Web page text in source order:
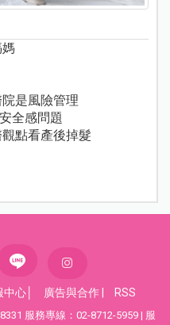
媽
是風險管理
全感問題
點看產後掉髮
中心 廣告與合作 RSS
服務專線：02-8712-5959 | 服